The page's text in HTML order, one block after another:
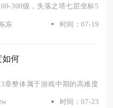
级，失落之塔七层坐标
东 时间：07-19
如何
章整体属于游戏中期的高难度关
时间：07-23